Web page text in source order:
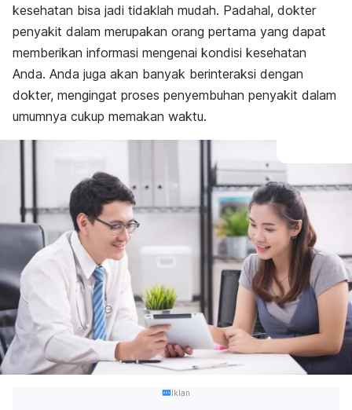
kesehatan bisa jadi tidaklah mudah. Padahal, dokter
penyakit dalam merupakan orang pertama yang dapat
memberikan informasi mengenai kondisi kesehatan
Anda. Anda juga akan banyak berinteraksi dengan
dokter, mengingat proses penyembuhan penyakit dalam
umumnya cukup memakan waktu.
Iklan